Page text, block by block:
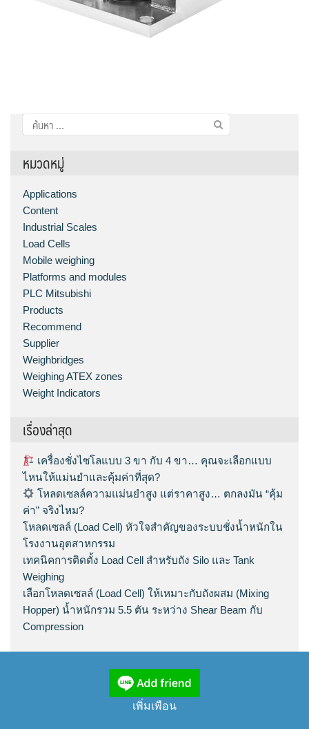
ค้นหา
สำหรับ:
หมวดหมู่
Applications
Content
Industrial Scales
Load Cells
Mobile weighing
Platforms and modules
PLC Mitsubishi
Products
Recommend
Supplier
Weighbridges
Weighing ATEX zones
Weight Indicators
เรื่องล่าสุด
เครื่องชั่งไซโลแบบ 3 ขา กับ 4 ขา… คุณจะเลือกแบบ
ไหนให้แม่นยำและคุ้มค่าที่สุด?
โหลดเซลล์ความแม่นยำสูง แต่ราคาสูง… ตกลงมัน “คุ้ม
ค่า” จริงไหม?
โหลดเซลล์ (Load Cell) หัวใจสำคัญของระบบชั่งน้ำหนักใน
โรงงานอุตสาหกรรม
เทคนิคการติดตั้ง Load Cell สำหรับถัง Silo และ Tank
Weighing
เลือกโหลดเซลล์ (Load Cell) ให้เหมาะกับถังผสม (Mixing
Hopper) น้ำหนักรวม 5.5 ตัน ระหว่าง Shear Beam กับ
Compression
เพิ่มเพือน